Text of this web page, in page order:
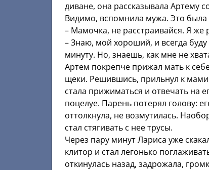
диване, она рассказывала Артему
Видимо, вспомнила мужа. Это была
– Мамочка, не расстраивайся. Я
– Знаю, мой хороший, и всегда
минуту. Но, знаешь, как мне не
Артем покрепче прижал мать к
щеки. Решившись, прильнул к
стала прижиматься и отвечать на
поцелуе. Парень потерял голову:
оттолкнула, не возмутилась.
стал стягивать с нее трусы.
Через пару минут Лариса уже
клитор и стал легонько
откинулась назад, задрожала,